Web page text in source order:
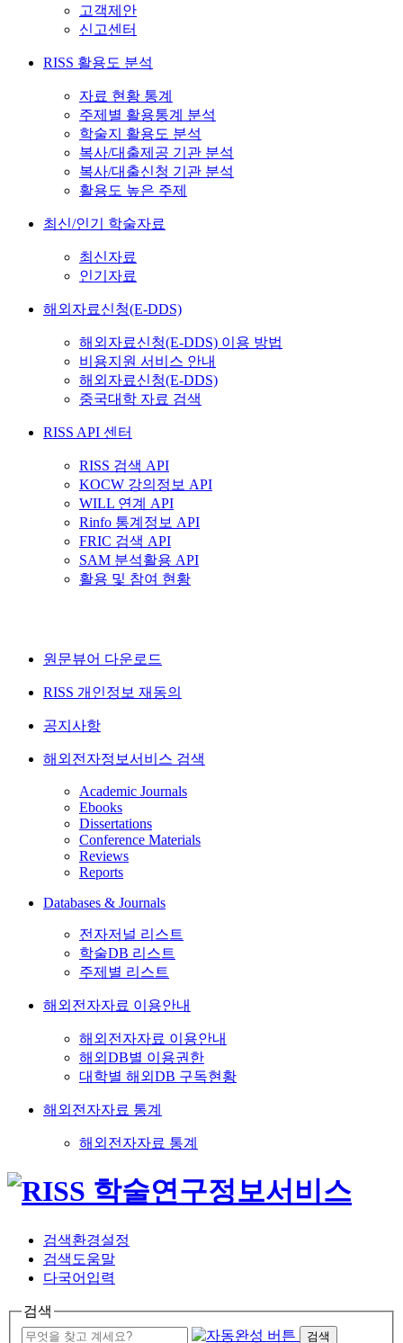
고객제안
신고센터
RISS 활용도 분석
자료 현황 통계
주제별 활용통계 분석
학술지 활용도 분석
복사/대출제공 기관 분석
복사/대출신청 기관 분석
활용도 높은 주제
최신/인기 학술자료
최신자료
인기자료
해외자료신청(E-DDS)
해외자료신청(E-DDS) 이용 방법
비용지원 서비스 안내
해외자료신청(E-DDS)
중국대학 자료 검색
RISS API 센터
RISS 검색 API
KOCW 강의정보 API
WILL 연계 API
Rinfo 통계정보 API
FRIC 검색 API
SAM 분석활용 API
활용 및 참여 현황
원문뷰어 다운로드
RISS 개인정보 재동의
공지사항
해외전자정보서비스 검색
Academic Journals
Ebooks
Dissertations
Conference Materials
Reviews
Reports
Databases & Journals
전자저널 리스트
학술DB 리스트
주제별 리스트
해외전자자료 이용안내
해외전자자료 이용안내
해외DB별 이용권한
대학별 해외DB 구독현황
해외전자자료 통계
해외전자자료 통계
검색환경설정
검색도움말
다국어입력
검색
검색